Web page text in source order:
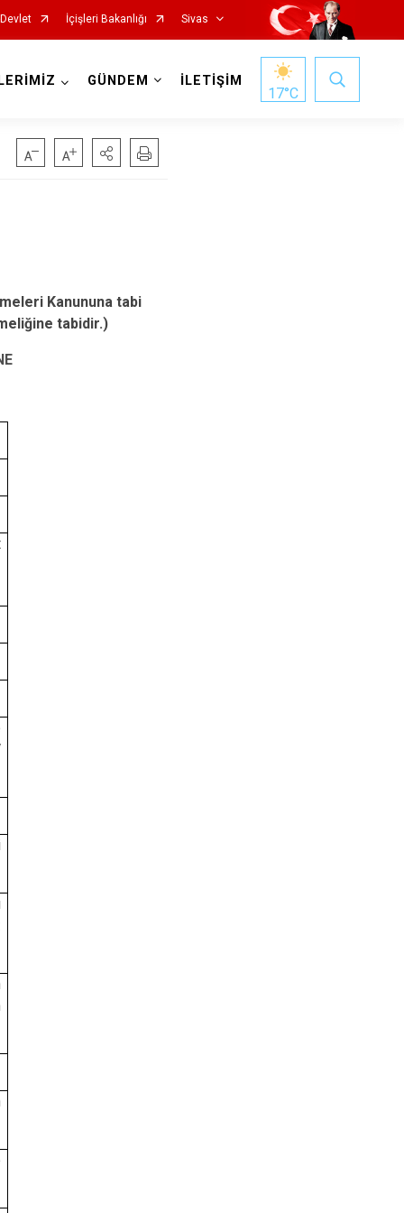
İçişleri Bakanlığı Sivas
Kangal
GÜNDEM İLETİŞİM
17°C
Kanununa tabi
tabidir.)